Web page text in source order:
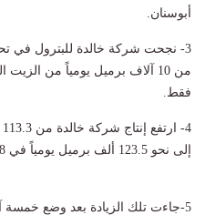
أبوسنان.
3- نجحت شركة خالدة للبترول في
من 10 آلاف برميل يومياً من
فقط.
إلى نحو 123.5 ألف برميل يومياً في 8 يونيو 2026.
5-جاءت تلك الزيادة بعد وضع خمسة